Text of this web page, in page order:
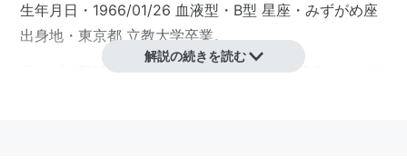
生年月日・1966/01/26 血液型・B型 星座・みずがめ座
出身地・東京都 立教大学卒業。
元・プロ野球選手、ヤクルトスワローズ、読売ジャイア
解説の続きを読む